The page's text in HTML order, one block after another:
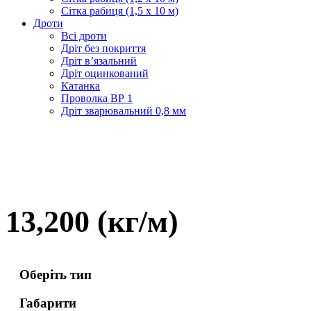
Сітка рабиця (1,5 x 10 м)
Дроти
Всі дроти
Дріт без покриття
Дріт в’язальний
Дріт оцинкований
Катанка
Проволка ВР 1
Дріт зварювальний 0,8 мм
13,200 (кг/м)
Оберіть тип
Габарити